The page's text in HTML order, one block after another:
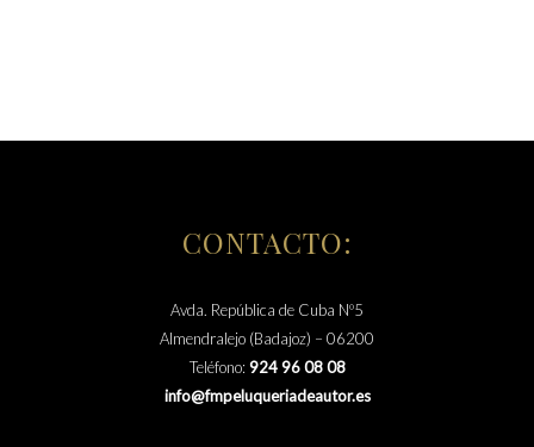
CONTACTO:
Avda. República de Cuba Nº5
Almendralejo (Badajoz) – 06200
Teléfono: 924 96 08 08
info@fmpeluqueriadeautor.es